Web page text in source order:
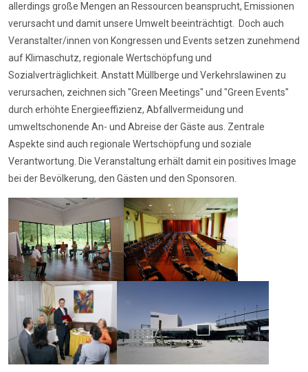
allerdings große Mengen an Ressourcen beansprucht, Emissionen
verursacht und damit unsere Umwelt beeinträchtigt. Doch auch
Veranstalter/innen von Kongressen und Events setzen zunehmend
auf Klimaschutz, regionale Wertschöpfung und
Sozialverträglichkeit. Anstatt Müllberge und Verkehrslawinen zu
verursachen, zeichnen sich "Green Meetings" und "Green Events"
durch erhöhte Energieeffizienz, Abfallvermeidung und
umweltschonende An- und Abreise der Gäste aus. Zentrale
Aspekte sind auch regionale Wertschöpfung und soziale
Verantwortung. Die Veranstaltung erhält damit ein positives Image
bei der Bevölkerung, den Gästen und den Sponsoren.